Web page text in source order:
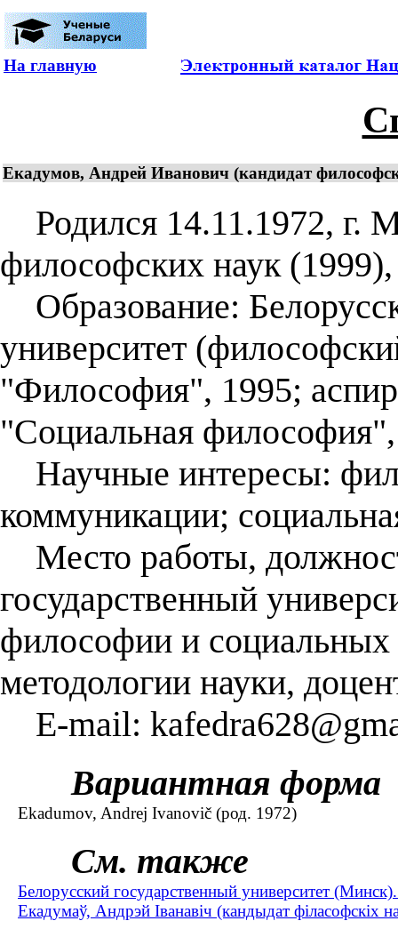
На главную
Екадумов, Андрей Иванович (кандидат
Родился 14.11.1972, г.
философских наук
Образование:
университет
"Философия", 1995;
"Социальная
Научные интересы:
коммуникации;
Место работы,
государственный
философии и
методологии науки,
E-mail:
Вариантная форма
Ekadumov, Andrej Ivanovič (род. 1972)
См. также
Белорусский государственный университет
Екадумаў, Андрэй Іванавіч (кандыдат філасофскіх